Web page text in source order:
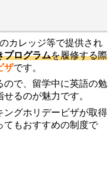
カレッジ等で提供され
プログラムを履修する際
ザです。
ので、留学中に英語の勉
るのが魅力です。
ングホリデービザが取得
てもおすすめの制度で